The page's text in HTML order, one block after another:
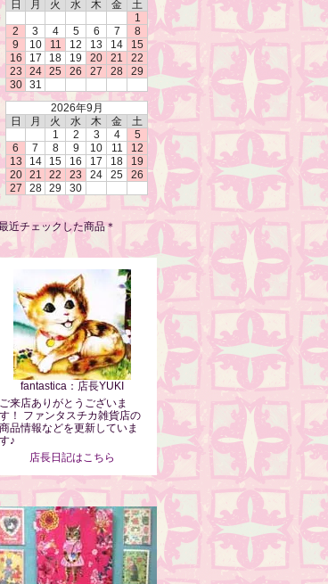
日
月 火 水 木 金
土
1
2
3 4 5 6 7
8
9
10 11 12 13 14
15
16
17 18 19 20 21
22
23
24 25 26 27 28
29
30
31
2026年9月
日
月 火 水 木 金
土
1
2 3 4
5
6
7 8 9 10 11
12
13
14 15 16 17 18
19
20
21 22 23 24 25
26
27
28 29 30
近チェックした商品＊
fantastica：店長YUKI
ご来店ありがとうございま
す！ ファンタスチカ雑貨店の
商品情報などを更新していま
す♪
店長日記はこちら